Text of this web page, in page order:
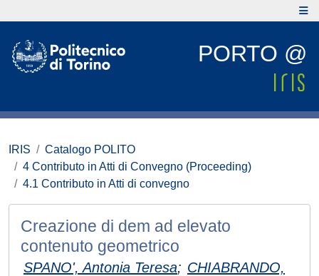
PORTO @
IRIS
Catalogo POLITO
4 Contributo in Atti di Convegno (Proceeding)
4.1 Contributo in Atti di convegno
Creazione di dem ad elevato
contenuto geometrico
SPANO', Antonia Teresa; CHIABRANDO,